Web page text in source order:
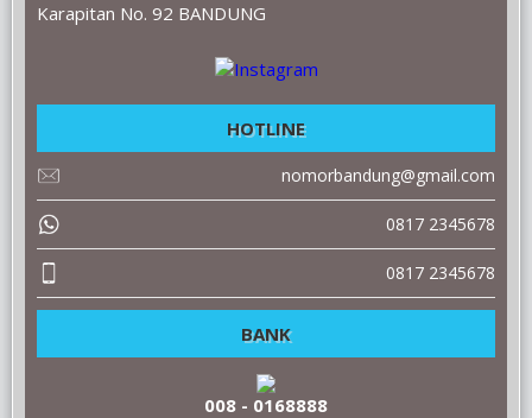
Karapitan No. 92 BANDUNG
HOTLINE
nomorbandung@gmail.com
0817 2345678
0817 2345678
BANK
008 - 0168888